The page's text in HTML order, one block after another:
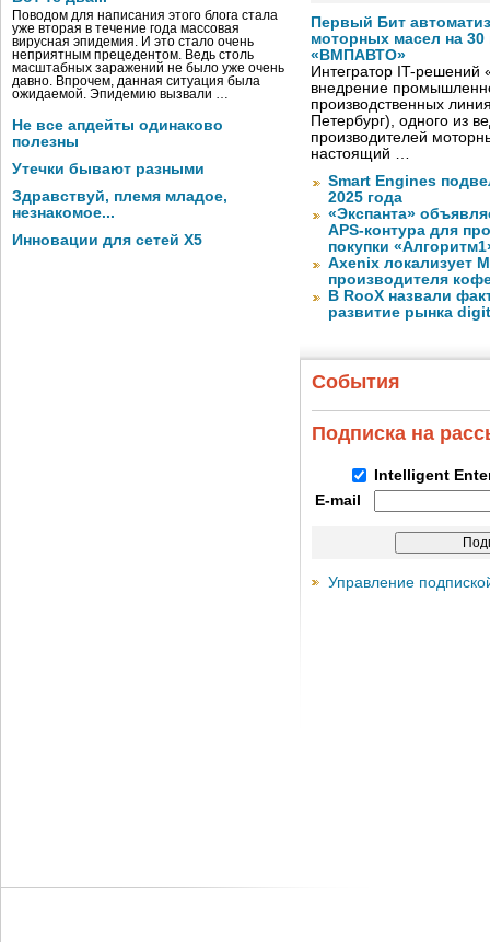
Поводом для написания этого блога стала
уже вторая в течение года массовая
вирусная эпидемия. И это стало очень
неприятным прецедентом. Ведь столь
масштабных заражений не было уже очень
давно. Впрочем, данная ситуация была
ожидаемой. Эпидемию вызвали …
Не все апдейты одинаково
полезны
Утечки бывают разными
Здравствуй, племя младое,
незнакомое...
Инновации для сетей X5
Первый Бит
моторных масел на
«ВМПАВТО»
Интегратор IT-
внедрение
производственных
Петербург), одного из
производителей
настоящий …
Smart Engines
2025 года
«Экспанта»
APS-контура для
покупки
Axenix локализует
производителя
В RooX назвали
развитие рынка
События
Подписка на
Intelligent
E-mail
Управление